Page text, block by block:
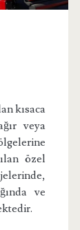
kısaca
veya
özel
ve